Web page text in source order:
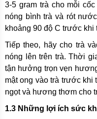
3-5 gram trà cho mỗi
nóng bình trà và rót
khoảng 90 độ C trước khi
Tiếp theo, hãy cho trà
nóng lên trên trà. Thời
tận hưởng trọn vẹn
mật ong vào trà trước
ngọt và hương thơm cho
1.3 Những lợi ích sức